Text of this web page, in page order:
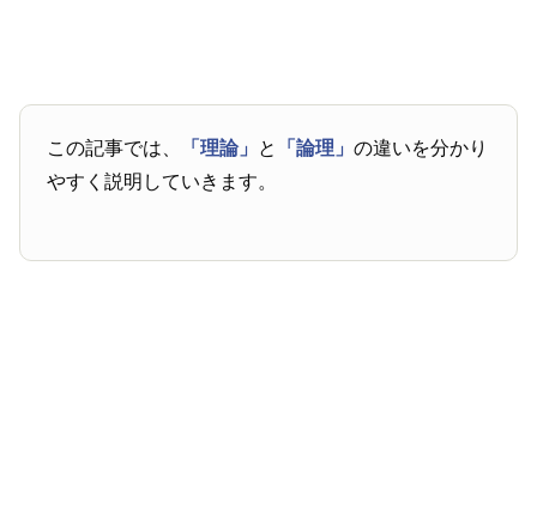
この記事では、 「理論」 と 「論理」の違いを分かり
やすく説明していきます。